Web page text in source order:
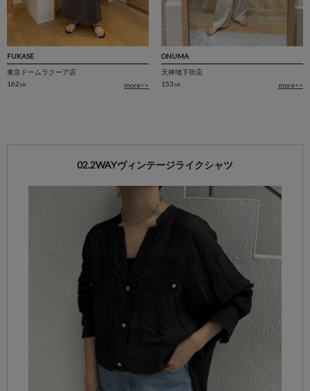
FUKASE
東京ドームラクーア店
162㎝
more>>
ONUMA
天神地下街店
153㎝
more>>
02.2WAYヴィンテージライクシャツ